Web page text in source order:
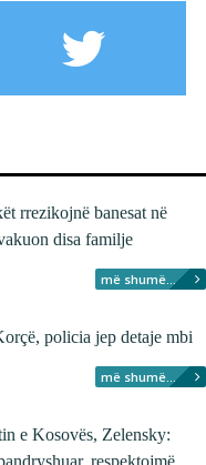
rrezikojnë banesat në
disa familje
më shumë...
policia jep detaje mbi
më shumë...
e Kosovës, Zelensky:
respektojmë